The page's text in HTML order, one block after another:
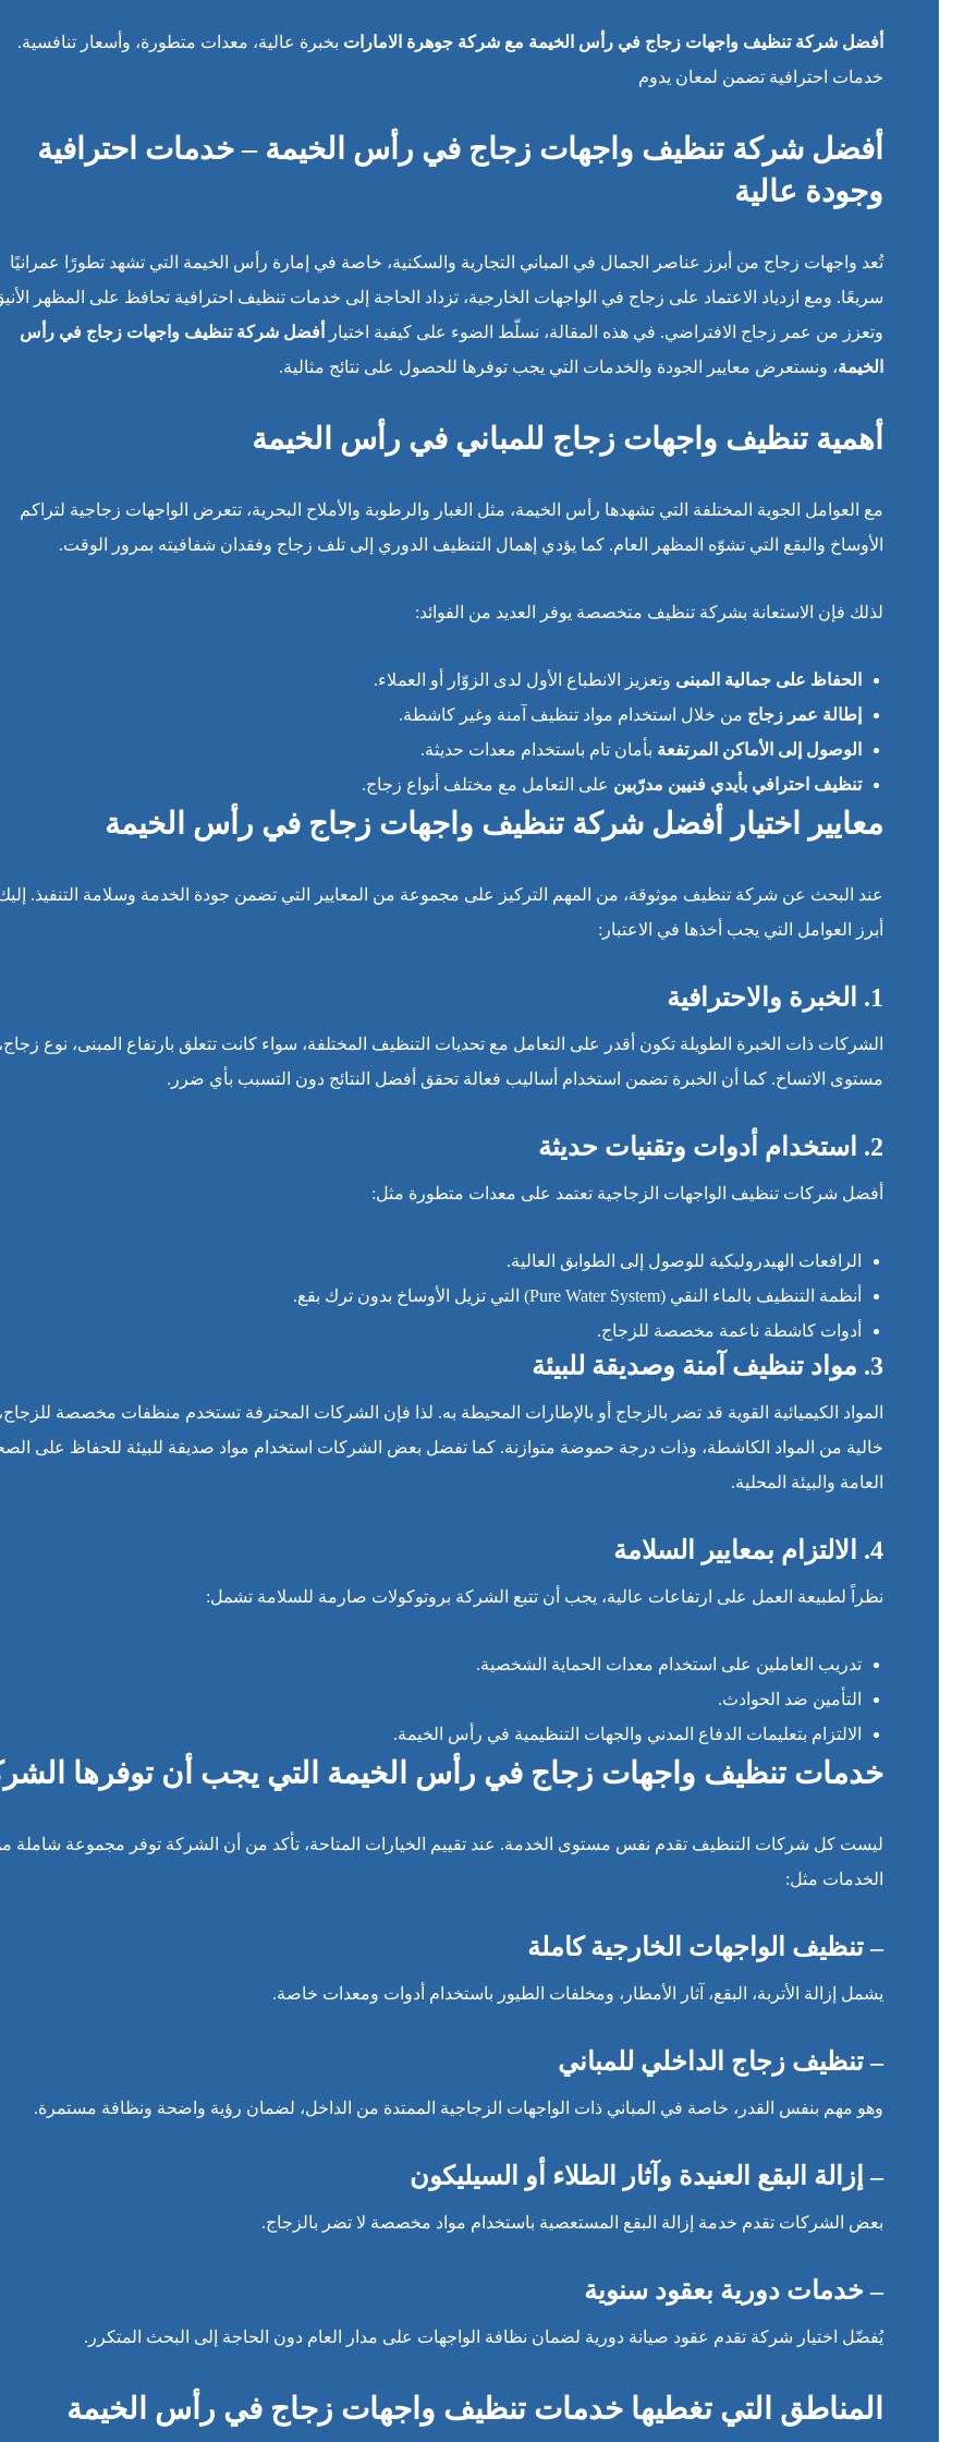
أفضل شركة تنظيف واجهات زجاج في رأس الخيمة مع شركة جوهرة الامارات بخبرة عالية، معدات متطورة، وأسعار تنافسية.
خدمات احترافية تضمن لمعان يدوم
أفضل شركة تنظيف واجهات زجاج في رأس الخيمة – خدمات احترافية
وجودة عالية
تُعد واجهات زجاج من أبرز عناصر الجمال في المباني التجارية والسكنية، خاصة في إمارة رأس الخيمة التي تشهد تطورًا عمرانيًا
سريعًا. ومع ازدياد الاعتماد على زجاج في الواجهات الخارجية، تزداد الحاجة إلى خدمات تنظيف احترافية تحافظ على المظهر
وتعزز من عمر زجاج الافتراضي. في هذه المقالة، نسلّط الضوء على كيفية اختيار
أفضل شركة تنظيف واجهات زجاج في رأس
الخيمة، ونستعرض معايير الجودة والخدمات التي يجب توفرها للحصول على نتائج مثالية.
أهمية تنظيف واجهات زجاج للمباني في رأس الخيمة
مع العوامل الجوية المختلفة التي تشهدها رأس الخيمة، مثل الغبار والرطوبة والأملاح البحرية، تتعرض الواجهات زجاجية لتراكم
الأوساخ والبقع التي تشوّه المظهر العام. كما يؤدي إهمال التنظيف الدوري إلى تلف زجاج وفقدان شفافيته بمرور الوقت.
لذلك فإن الاستعانة بشركة تنظيف متخصصة يوفر العديد من الفوائد:
الحفاظ على جمالية المبنى وتعزيز الانطباع الأول لدى الزوّار أو العملاء.
إطالة عمر زجاج من خلال استخدام مواد تنظيف آمنة وغير كاشطة.
الوصول إلى الأماكن المرتفعة بأمان تام باستخدام معدات حديثة.
تنظيف احترافي بأيدي فنيين مدرّبين على التعامل مع مختلف أنواع زجاج.
معايير اختيار أفضل شركة تنظيف واجهات زجاج في رأس الخيمة
عند البحث عن شركة تنظيف موثوقة، من المهم التركيز على مجموعة من المعايير التي تضمن جودة الخدمة وسلامة التنفيذ.
أبرز العوامل التي يجب أخذها في الاعتبار:
1. الخبرة والاحترافية
الشركات ذات الخبرة الطويلة تكون أقدر على التعامل مع تحديات التنظيف المختلفة، سواء كانت تتعلق بارتفاع المبنى، نوع
مستوى الاتساخ. كما أن الخبرة تضمن استخدام أساليب فعالة تحقق أفضل النتائج دون التسبب بأي ضرر.
2. استخدام أدوات وتقنيات حديثة
أفضل شركات تنظيف الواجهات الزجاجية تعتمد على معدات متطورة مثل:
الرافعات الهيدروليكية للوصول إلى الطوابق العالية.
أنظمة التنظيف بالماء النقي (Pure Water System) التي تزيل الأوساخ بدون ترك بقع.
أدوات كاشطة ناعمة مخصصة للزجاج.
3. مواد تنظيف آمنة وصديقة للبيئة
المواد الكيميائية القوية قد تضر بالزجاج أو بالإطارات المحيطة به. لذا فإن الشركات المحترفة تستخدم منظفات مخصصة
خالية من المواد الكاشطة، وذات درجة حموضة متوازنة. كما تفضل بعض الشركات استخدام مواد صديقة للبيئة للحفاظ على
العامة والبيئة المحلية.
4. الالتزام بمعايير السلامة
نظراً لطبيعة العمل على ارتفاعات عالية، يجب أن تتبع الشركة بروتوكولات صارمة للسلامة تشمل:
تدريب العاملين على استخدام معدات الحماية الشخصية.
التأمين ضد الحوادث.
الالتزام بتعليمات الدفاع المدني والجهات التنظيمية في رأس الخيمة.
خدمات تنظيف واجهات زجاج في رأس الخيمة التي يجب أن توفرها
ليست كل شركات التنظيف تقدم نفس مستوى الخدمة. عند تقييم الخيارات المتاحة، تأكد من أن الشركة توفر مجموعة شاملة
الخدمات مثل:
– تنظيف الواجهات الخارجية كاملة
يشمل إزالة الأتربة، البقع، آثار الأمطار، ومخلفات الطيور باستخدام أدوات ومعدات خاصة.
– تنظيف زجاج الداخلي للمباني
وهو مهم بنفس القدر، خاصة في المباني ذات الواجهات الزجاجية الممتدة من الداخل، لضمان رؤية واضحة ونظافة مستمرة.
– إزالة البقع العنيدة وآثار الطلاء أو السيليكون
بعض الشركات تقدم خدمة إزالة البقع المستعصية باستخدام مواد مخصصة لا تضر بالزجاج.
– خدمات دورية بعقود سنوية
يُفضّل اختيار شركة تقدم عقود صيانة دورية لضمان نظافة الواجهات على مدار العام دون الحاجة إلى البحث المتكرر.
المناطق التي تغطيها خدمات تنظيف واجهات زجاج في رأس الخيمة